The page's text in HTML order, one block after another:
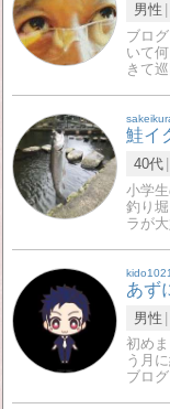
男性
ブロ
いて
きて
鮭イ
40代
小学
釣り
ラが
kido1021
あず
男性
初め
う月
ブロ